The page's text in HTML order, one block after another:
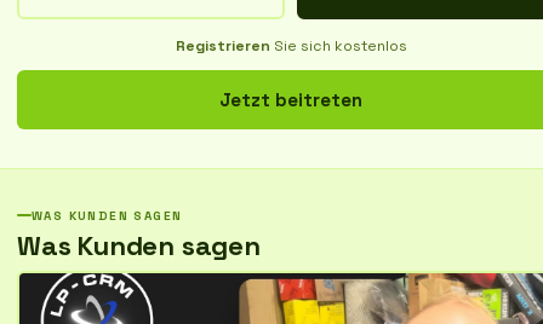
Registrieren Sie sich kostenlos
Jetzt beitreten
WAS KUNDEN SAGEN
Was Kunden sagen